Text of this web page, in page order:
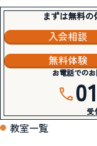
まずは無料の
入会相談
無料体験
お電話での
受
教室一覧